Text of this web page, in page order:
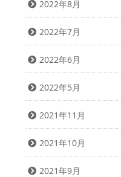
2022年8月
2022年7月
2022年6月
2022年5月
2021年11月
2021年10月
2021年9月